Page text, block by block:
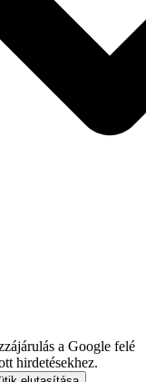
a Google felé
hirdetésekhez.